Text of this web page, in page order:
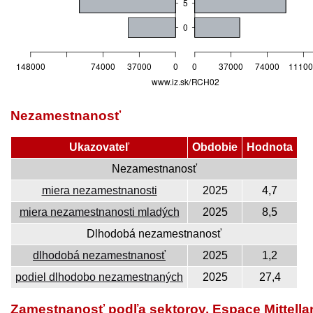
Nezamestnanosť
Ukazovateľ Obdobie
Hodnota
Nezamestnanosť
miera nezamestnanosti
2025
4,7
miera nezamestnanosti mladých
2025
8,5
Dlhodobá nezamestnanosť
dlhodobá nezamestnanosť
2025
1,2
podiel dlhodobo nezamestnaných
2025 27,4
Zamestnanosť podľa sektorov, Espace